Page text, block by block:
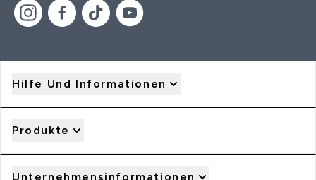
Hilfe Und Informationen
Produkte
Unternehmensinformationen